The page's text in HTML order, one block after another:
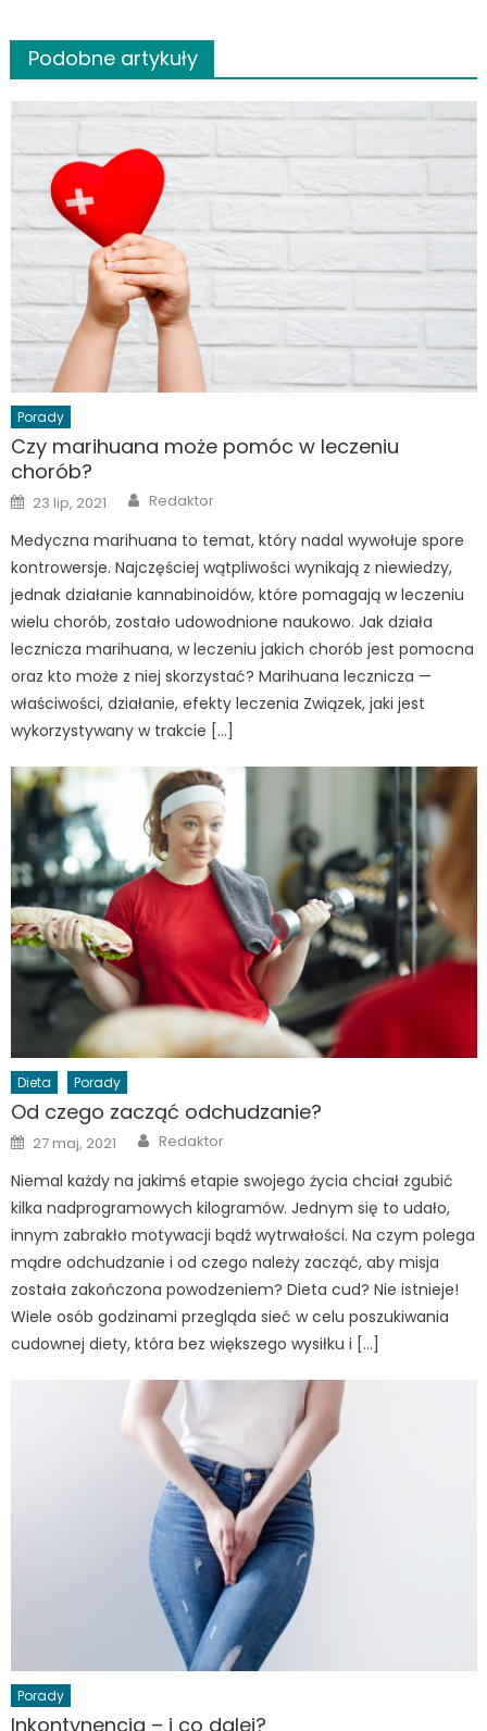
Podobne artykuły
Porady
Czy marihuana może pomóc w leczeniu
chorób?
Posted
on
23 lip, 2021 Author
Redaktor
Medyczna marihuana to temat, który nadal wywołuje spore
kontrowersje. Najczęściej wątpliwości wynikają z niewiedzy,
jednak działanie kannabinoidów, które pomagają w leczeniu
wielu chorób, zostało udowodnione naukowo. Jak działa
lecznicza marihuana, w leczeniu jakich chorób jest pomocna
oraz kto może z niej skorzystać? Marihuana lecznicza —
właściwości, działanie, efekty leczenia Związek, jaki jest
wykorzystywany w trakcie […]
Dieta Porady
Od czego zacząć odchudzanie?
Posted
on
27 maj, 2021 Author
Redaktor
Niemal każdy na jakimś etapie swojego życia chciał zgubić
kilka nadprogramowych kilogramów. Jednym się to udało,
innym zabrakło motywacji bądź wytrwałości. Na czym polega
mądre odchudzanie i od czego należy zacząć, aby misja
została zakończona powodzeniem? Dieta cud? Nie istnieje!
Wiele osób godzinami przegląda sieć w celu poszukiwania
cudownej diety, która bez większego wysiłku i […]
Porady
Inkontynencja – i co dalej?